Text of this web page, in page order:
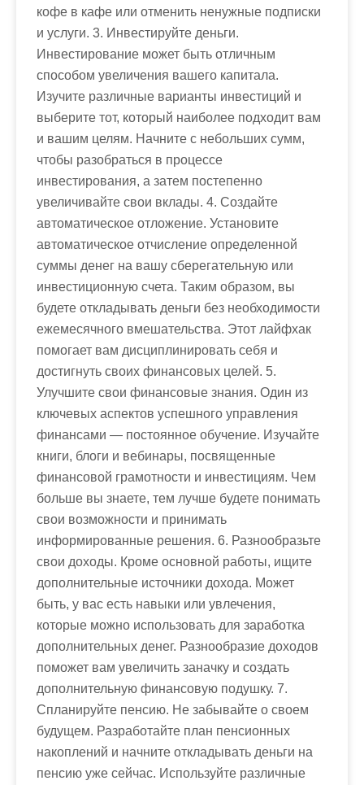
кофе в кафе или отменить ненужные подписки
и услуги. 3. Инвестируйте деньги.
Инвестирование может быть отличным
способом увеличения вашего капитала.
Изучите различные варианты инвестиций и
выберите тот, который наиболее подходит вам
и вашим целям. Начните с небольших сумм,
чтобы разобраться в процессе
инвестирования, а затем постепенно
увеличивайте свои вклады. 4. Создайте
автоматическое отложение. Установите
автоматическое отчисление определенной
суммы денег на вашу сберегательную или
инвестиционную счета. Таким образом, вы
будете откладывать деньги без необходимости
ежемесячного вмешательства. Этот лайфхак
помогает вам дисциплинировать себя и
достигнуть своих финансовых целей. 5.
Улучшите свои финансовые знания. Один из
ключевых аспектов успешного управления
финансами — постоянное обучение. Изучайте
книги, блоги и вебинары, посвященные
финансовой грамотности и инвестициям. Чем
больше вы знаете, тем лучше будете понимать
свои возможности и принимать
информированные решения. 6. Разнообразьте
свои доходы. Кроме основной работы, ищите
дополнительные источники дохода. Может
быть, у вас есть навыки или увлечения,
которые можно использовать для заработка
дополнительных денег. Разнообразие доходов
поможет вам увеличить заначку и создать
дополнительную финансовую подушку. 7.
Спланируйте пенсию. Не забывайте о своем
будущем. Разработайте план пенсионных
накоплений и начните откладывать деньги на
пенсию уже сейчас. Используйте различные